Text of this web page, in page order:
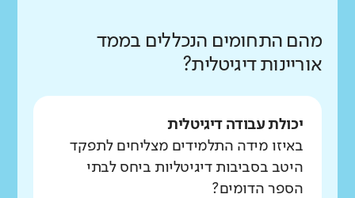
מהם התחומים הנכללים בממד
אוריינות דיגיטלית?
יכולת עבודה דיגיטלית
באיזו מידה התלמידים מצליחים לתפקד
היטב בסביבות דיגיטליות ביחס לבתי
הספר הדומים?